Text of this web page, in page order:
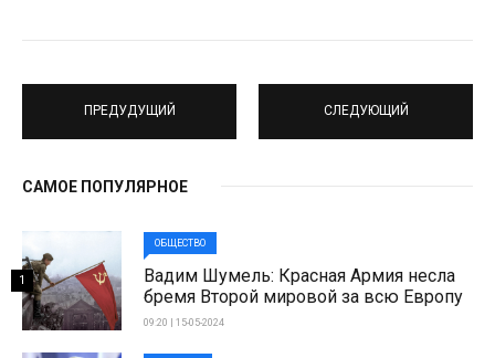
ПРЕДУДУЩИЙ СЛЕДУЮЩИЙ
САМОЕ ПОПУЛЯРНОЕ
ОБЩЕСТВО
Вадим Шумель: Красная Армия несла
бремя Второй мировой за всю Европу
09:20 | 15-05-2024
1